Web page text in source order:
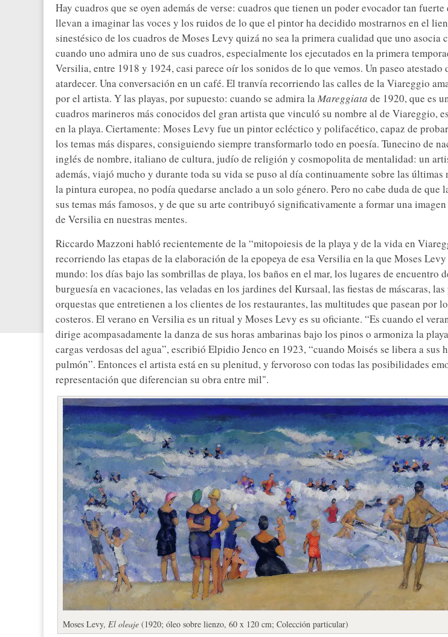
Hay cuadros que se oyen además de verse: cuadros que tienen un poder evocador tan fuerte
llevan a imaginar las voces y los ruidos de lo que el pintor ha decidido mostrarnos en el
sinestésico de los cuadros de Moses Levy quizá no sea la primera cualidad que uno asocia
cuando uno admira uno de sus cuadros, especialmente los ejecutados en la primera
Versilia, entre 1918 y 1924, casi parece oír los sonidos de lo que vemos. Un paseo atestado
atardecer. Una conversación en un café. El tranvía recorriendo las calles de la Viareggio
por el artista. Y las playas, por supuesto: cuando se admira laMareggiata de 1920, que es
cuadros marineros más conocidos del gran artista que vinculó su nombre al de Viareggio,
en la playa. Ciertamente: Moses Levy fue un pintor ecléctico y polifacético, capaz de
los temas más dispares, consiguiendo siempre transformarlo todo en poesía. Tunecino de
inglés de nombre, italiano de cultura, judío de religión y cosmopolita de mentalidad: un
además, viajó mucho y durante toda su vida se puso al día continuamente sobre las últimas
la pintura europea, no podía quedarse anclado a un solo género. Pero no cabe duda de que
sus temas más famosos, y de que su arte contribuyó significativamente a formar una
de Versilia en nuestras mentes.
Riccardo Mazzoni habló recientemente de la “mitopoiesis de la playa y de la vida en
recorriendo las etapas de la elaboración de la epopeya de esa Versilia en la que Moses
mundo: los días bajo las sombrillas de playa, los baños en el mar, los lugares de encuentro
burguesía en vacaciones, las veladas en los jardines del Kursaal, las fiestas de máscaras, las
orquestas que entretienen a los clientes de los restaurantes, las multitudes que pasean por
costeros. El verano en Versilia es un ritual y Moses Levy es su oficiante. “Es cuando el
dirige acompasadamente la danza de sus horas ambarinas bajo los pinos o armoniza la
cargas verdosas del agua”, escribió Elpidio Jenco en 1923, “cuando Moisés se libera a sus
pulmón”. Entonces el artista está en su plenitud, y fervoroso con todas las posibilidades
representación que diferencian su obra entre mil".
Moses Levy, El oleaje (1920; óleo sobre lienzo, 60 x 120 cm; Colección particular)